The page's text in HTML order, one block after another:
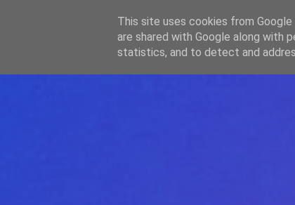
WWW.GAZISTI.RO
This site uses cookies from
are shared with Google along with
statistics, and to detect and